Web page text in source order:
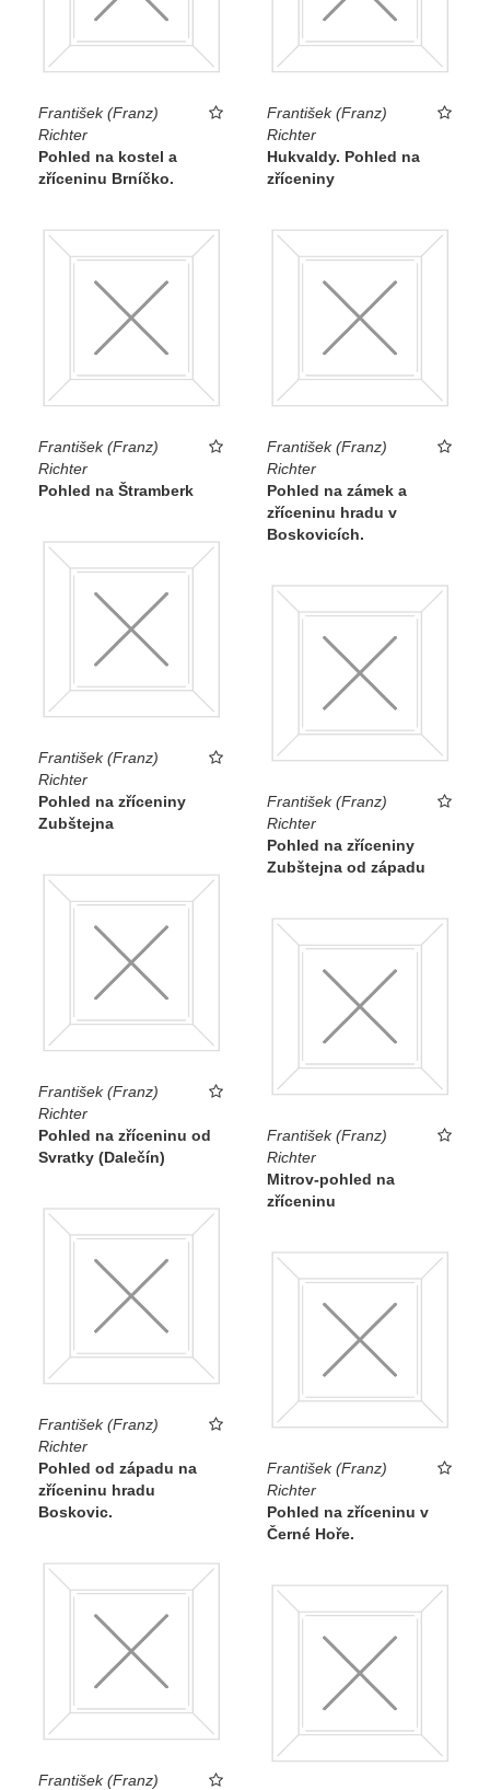
František (Franz)
Richter
Pohled na kostel a
zříceninu Brníčko.
František (Franz)
Richter
Hukvaldy. Pohled na
zříceniny
František (Franz)
Richter
Pohled na Štramberk
František (Franz)
Richter
Pohled na zámek a
zříceninu hradu v
Boskovicích.
František (Franz)
Richter
Pohled na zříceniny
Zubštejna
František (Franz)
Richter
Pohled na zříceniny
Zubštejna od západu
František (Franz)
Richter
Pohled na zříceninu od
Svratky (Dalečín)
František (Franz)
Richter
Mitrov-pohled na
zříceninu
František (Franz)
Richter
Pohled od západu na
zříceninu hradu
Boskovic.
František (Franz)
Richter
Pohled na zříceninu v
Černé Hoře.
František (Franz)